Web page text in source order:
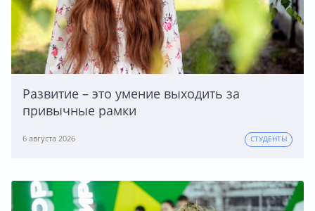
Развитие – это умение выходить за
привычные рамки
6 августа 2026 СТУДЕНТЫ